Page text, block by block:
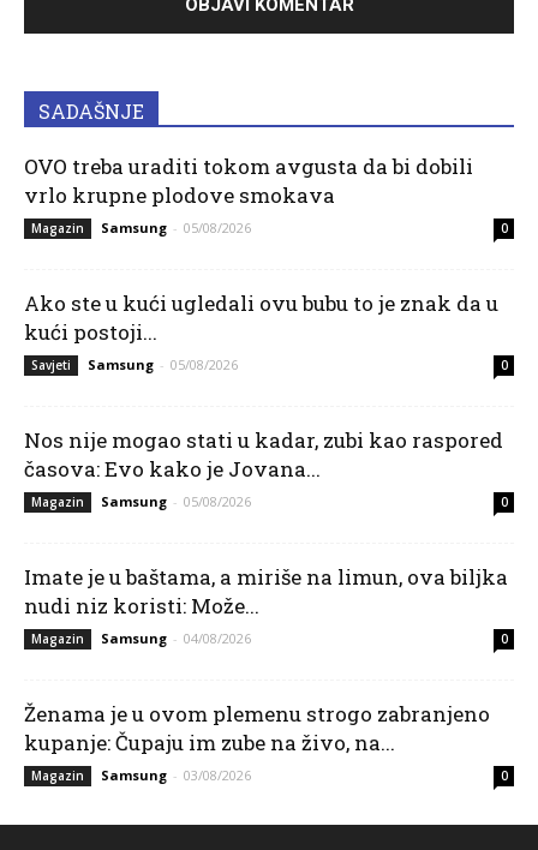
SADAŠNJE
OVO treba uraditi tokom avgusta da bi dobili
vrlo krupne plodove smokava
Magazin Samsung - 05/08/2026 0
Ako ste u kući ugledali ovu bubu to je znak da u
kući postoji...
Savjeti Samsung - 05/08/2026 0
Nos nije mogao stati u kadar, zubi kao raspored
časova: Evo kako je Jovana...
Magazin Samsung - 05/08/2026 0
Imate je u baštama, a miriše na limun, ova biljka
nudi niz koristi: Može...
Magazin Samsung - 04/08/2026 0
Ženama je u ovom plemenu strogo zabranjeno
kupanje: Čupaju im zube na živo, na...
Magazin Samsung - 03/08/2026 0